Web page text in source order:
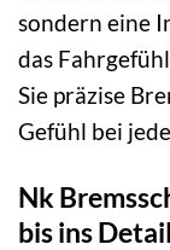
sondern eine
das
Sie präzise
Gefühl bei
Nk
bis ins